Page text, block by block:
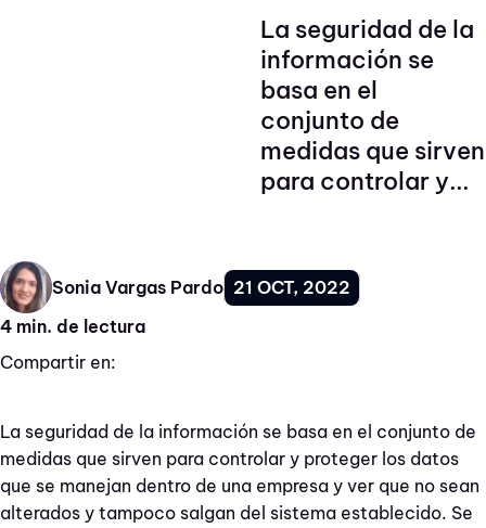
La seguridad de la
información se
basa en el
conjunto de
medidas que sirven
para controlar y...
Sonia Vargas Pardo 21 OCT, 2022
4 min. de lectura
Compartir en:
La seguridad de la información se basa en el conjunto de
medidas que sirven para controlar y proteger los datos
que se manejan dentro de una empresa y ver que no sean
alterados y tampoco salgan del sistema establecido. Se